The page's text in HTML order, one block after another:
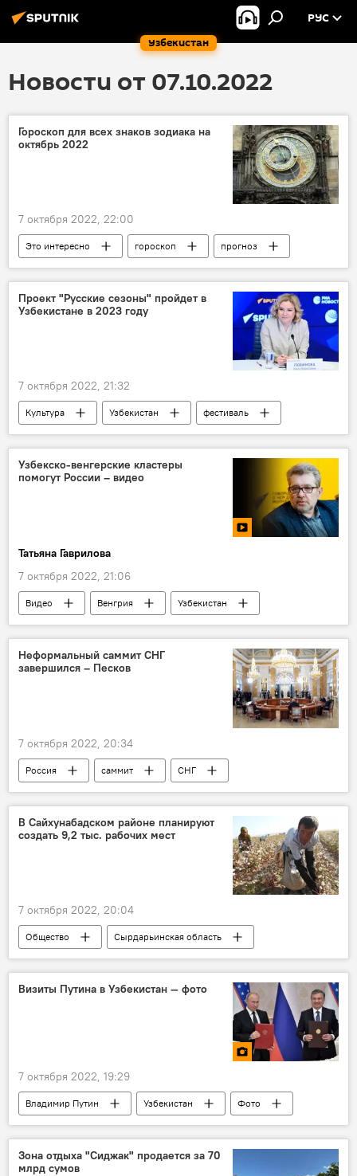
Узбекистан
РУС
Новости от 07.10.2022
Гороскоп для всех знаков зодиака на
октябрь 2022
7 октября 2022, 22:00
Это интересно гороскоп прогноз
Проект "Русские сезоны" пройдет в
Узбекистане в 2023 году
7 октября 2022, 21:32
Культура Узбекистан
фестиваль
Россия
Узбекско-венгерские кластеры
помогут России – видео
Татьяна Гаврилова
7 октября 2022, 21:06
Видео Венгрия
Узбекистан
сотрудничество
мнение эксперта
Россия
Неформальный саммит СНГ
завершился – Песков
7 октября 2022, 20:34
Россия саммит
СНГ
Санкт-Петербург
Владимир Путин
Дмитрий Песков
В Сайхунабадском районе планируют
создать 9,2 тыс. рабочих мест
7 октября 2022, 20:04
Общество
Сырдарьинская область
рабочие места
безработица
Визиты Путина в Узбекистан — фото
7 октября 2022, 19:29
Владимир Путин Узбекистан Фото
Зона отдыха "Сиджак" продается за 70
млрд сумов